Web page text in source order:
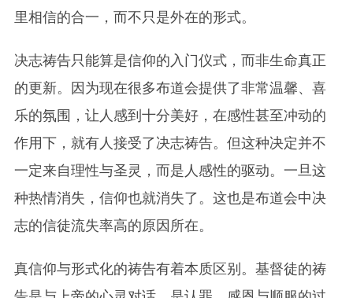
里相信的合一，而不只是外在的形式。
决志祷告只能算是信仰的入门仪式，而非生命真正
的更新。因为现在很多布道会提供了非常温馨、喜
乐的氛围，让人感到十分美好，在感性甚至冲动的
作用下，就有人接受了决志祷告。但这种决定并不
一定来自理性与圣灵，而是人感性的驱动。一旦这
种热情消失，信仰也就消失了。这也是布道会中决
志的信徒流失率高的原因所在。
真信仰与形式化的祷告有着本质区别。基督徒的祷